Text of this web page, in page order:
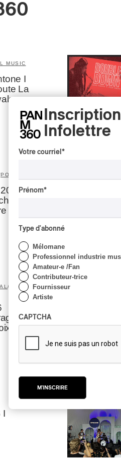
MUSIC
I
La
POP
/
I
Inscription
Infolettre
Votre courriel *
Prénom*
Type d'abonné
Mélomane
Professionnel industrie
Amateur-e /Fan
Contributeur-trice
Fournisseur
Artiste
CAPTCHA
M'INSCRIRE